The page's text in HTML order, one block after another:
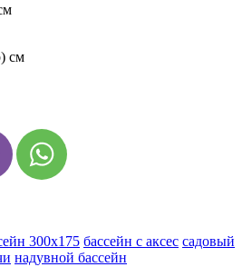
см
300x175 бассейн с аксес садовый
надувной бассейн